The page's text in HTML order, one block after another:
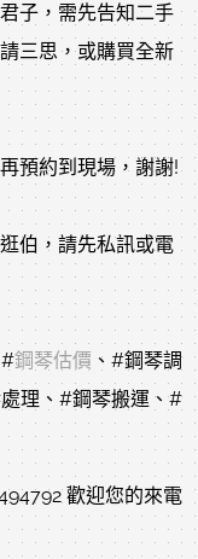
子，需先告知二手
三思，或購買全新
預約到現場，謝謝!
伯，請先私訊或電
鋼琴估價 、#鋼琴調
理、#鋼琴搬運、#
歡迎您的來電